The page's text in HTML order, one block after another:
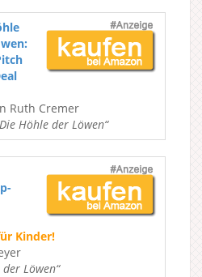
Ruth Cremer
Höhle der Löwen“
Kinder!
Löwen“